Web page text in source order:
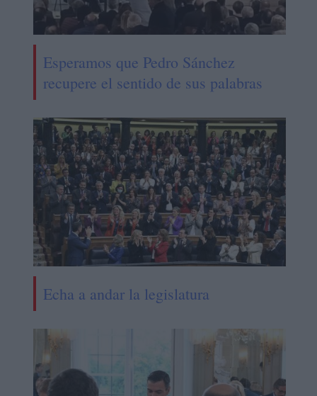
Esperamos que Pedro Sánchez
recupere el sentido de sus palabras
Echa a andar la legislatura